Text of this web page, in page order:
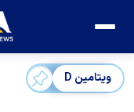
ویتامین D‌